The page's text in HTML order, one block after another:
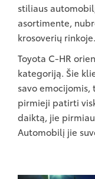
stiliaus
asortimente,
krosoverių rinkoje.
Toyota C-HR
kategoriją. Šie
savo
pirmieji patirti
daiktą, jie
Automobilį jie